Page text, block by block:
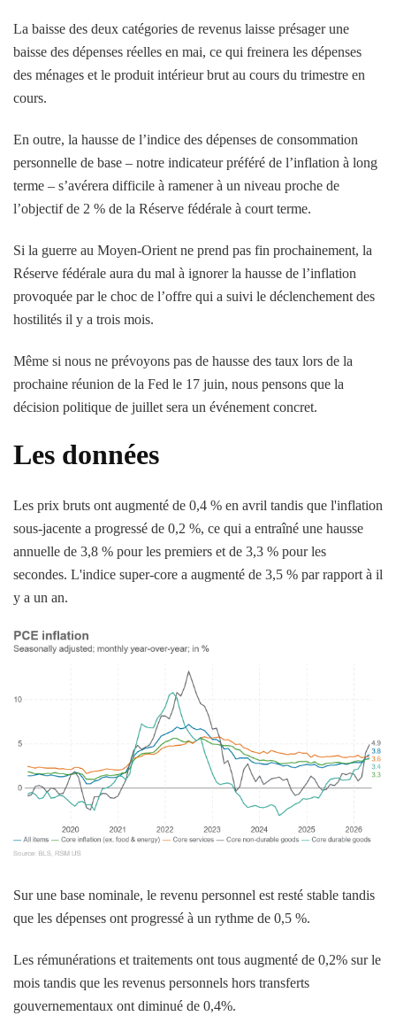
La baisse des deux catégories de revenus laisse présager une
baisse des dépenses réelles en mai, ce qui freinera les dépenses
des ménages et le produit intérieur brut au cours du trimestre en
cours.
En outre, la hausse de l’indice des dépenses de consommation
personnelle de base – notre indicateur préféré de l’inflation à long
terme – s’avérera difficile à ramener à un niveau proche de
l’objectif de 2 % de la Réserve fédérale à court terme.
Si la guerre au Moyen-Orient ne prend pas fin prochainement, la
Réserve fédérale aura du mal à ignorer la hausse de l’inflation
provoquée par le choc de l’offre qui a suivi le déclenchement des
hostilités il y a trois mois.
Même si nous ne prévoyons pas de hausse des taux lors de la
prochaine réunion de la Fed le 17 juin, nous pensons que la
décision politique de juillet sera un événement concret.
Les données
Les prix bruts ont augmenté de 0,4 % en avril tandis que l'inflation
sous-jacente a progressé de 0,2 %, ce qui a entraîné une hausse
annuelle de 3,8 % pour les premiers et de 3,3 % pour les
secondes. L'indice super-core a augmenté de 3,5 % par rapport à il
y a un an.
Sur une base nominale, le revenu personnel est resté stable tandis
que les dépenses ont progressé à un rythme de 0,5 %.
Les rémunérations et traitements ont tous augmenté de 0,2% sur le
mois tandis que les revenus personnels hors transferts
gouvernementaux ont diminué de 0,4%.